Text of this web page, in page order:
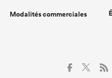
Modalités commerciales